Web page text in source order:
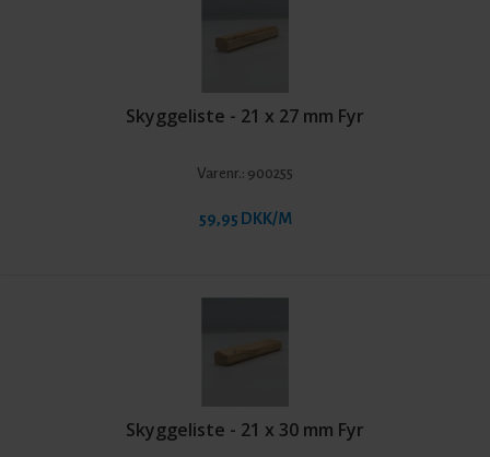
Skyggeliste - 21 x 27 mm Fyr
Varenr.: 900255
59,95 DKK/M
Skyggeliste - 21 x 30 mm Fyr